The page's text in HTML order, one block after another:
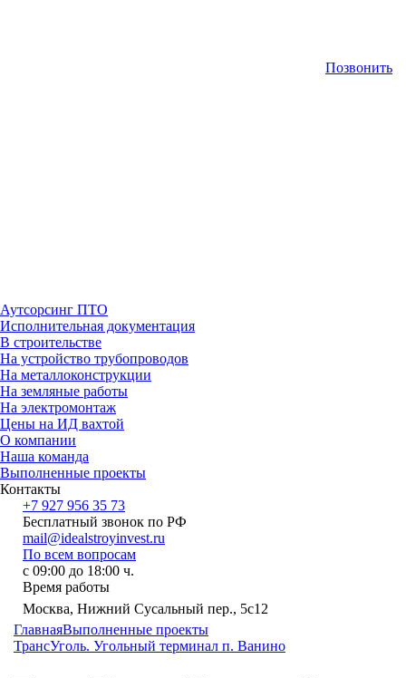
Позвонить
Аутсорсинг ПТО
Исполнительная документация
В строительстве
На устройство трубопроводов
На металлоконструкции
На земляные работы
На электромонтаж
Цены на ИД вахтой
О компании
Наша команда
Выполненные проекты
Контакты
+7 927 956 35 73
Бесплатный звонок по РФ
mail@idealstroyinvest.ru
По всем вопросам
с 09:00 до 18:00 ч.
Время работы
Москва, Нижний Сусальный пер., 5c12
ГлавнаяВыполненные проекты
ТрансУголь. Угольный терминал п. Ванино